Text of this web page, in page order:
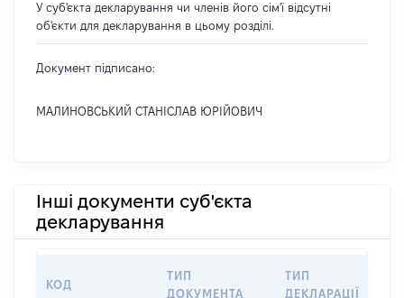
У суб'єкта декларування чи членів його сім'ї відсутні
об'єкти для декларування в цьому розділі.
Документ підписано:
МАЛИНОВСЬКИЙ СТАНІСЛАВ ЮРІЙОВИЧ
Інші документи суб'єкта
декларування
КОД
ТИП
ДОКУМЕНТА
ТИП
ДЕКЛАРАЦІЇ